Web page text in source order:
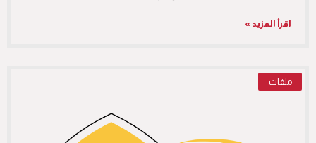
اقرأ المزيد »
ملفات